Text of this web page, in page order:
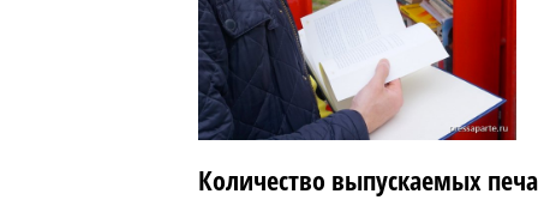
Количество выпускаемых